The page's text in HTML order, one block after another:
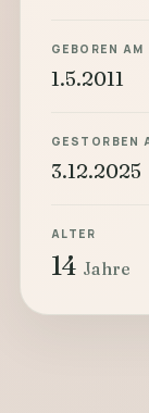
GEBOREN AM
1.5.2011
GESTORBEN
3.12.2025
ALTER
14 Jahre